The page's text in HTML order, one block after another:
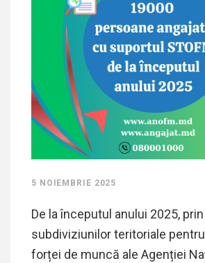
5 NOIEMBRIE 2025
De la începutul anului 2025,
subdiviziunilor teritoriale
forței de muncă ale Agenției